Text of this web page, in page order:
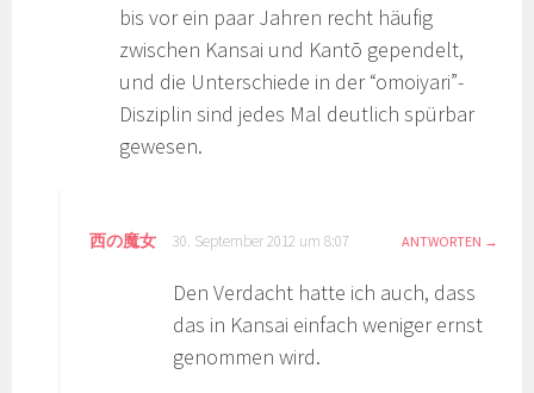
bis vor ein paar Jahren recht häufig
zwischen Kansai und Kantō gependelt,
und die Unterschiede in der “omoiyari”-
Disziplin sind jedes Mal deutlich spürbar
gewesen.
西の魔女 30. September 2012 um 8:07 ANTWORTEN
Den Verdacht hatte ich auch, dass
das in Kansai einfach weniger ernst
genommen wird.